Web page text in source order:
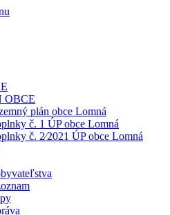
OBCE
plán obce Lomná
č. 1 ÚP obce Lomná
č. 2⁄2021 ÚP obce Lomná